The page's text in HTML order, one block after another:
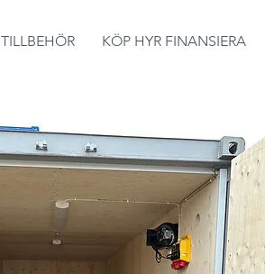
TILLBEHÖR KÖP HYR FINANSIERA